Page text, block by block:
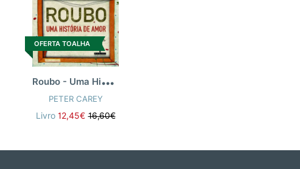
OFERTA TOALHA
R
oubo - Uma História De Amor
PETER CAREY
Livro 12,45€ 16,60€